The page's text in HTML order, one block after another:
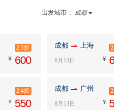
出发城市： 成都
2.3折
600
成都 上海
8月13日
2.4折
550
成都 广州
8月13日